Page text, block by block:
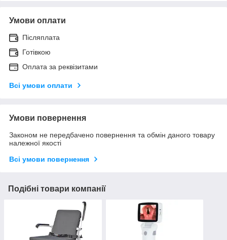
Умови оплати
Післяплата
Готівкою
Оплата за реквізитами
Всі умови оплати
Умови повернення
Законом не передбачено повернення та обмін даного товару
належної якості
Всі умови повернення
Подібні товари компанії